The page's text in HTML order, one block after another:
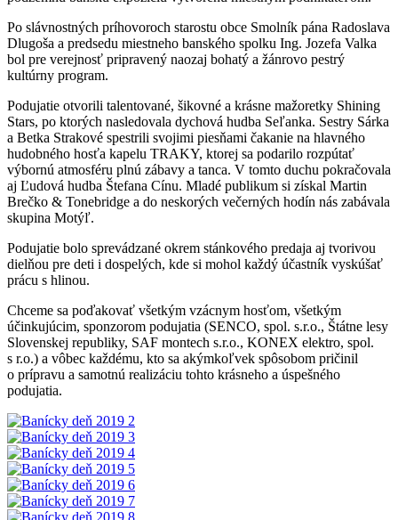
Po slávnostných príhovoroch starostu obce Smolník pána Radoslava
Dlugoša a predsedu miestneho banského spolku Ing. Jozefa Valka
bol pre verejnosť pripravený naozaj bohatý a žánrovo pestrý
kultúrny program.
Podujatie otvorili talentované, šikovné a krásne mažoretky Shining
Stars, po ktorých nasledovala dychová hudba Seľanka. Sestry Sárka
a Betka Strakové spestrili svojimi piesňami čakanie na hlavného
hudobného hosťa kapelu TRAKY, ktorej sa podarilo rozpútať
výbornú atmosféru plnú zábavy a tanca. V tomto duchu pokračovala
aj Ľudová hudba Štefana Cínu. Mladé publikum si získal Martin
Brečko & Tonebridge a do neskorých večerných hodín nás zabávala
skupina Motýľ.
Podujatie bolo sprevádzané okrem stánkového predaja aj tvorivou
dielňou pre deti i dospelých, kde si mohol každý účastník vyskúšať
prácu s hlinou.
Chceme sa poďakovať všetkým vzácnym hosťom, všetkým
účinkujúcim, sponzorom podujatia (SENCO, spol. s.r.o., Štátne lesy
Slovenskej republiky, SAF montech s.r.o., KONEX elektro, spol.
s r.o.) a vôbec každému, kto sa akýmkoľvek spôsobom pričinil
o prípravu a samotnú realizáciu tohto krásneho a úspešného
podujatia.